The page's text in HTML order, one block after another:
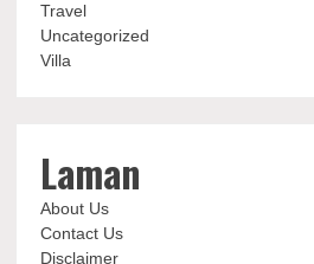
Travel
Uncategorized
Villa
Laman
About Us
Contact Us
Disclaimer